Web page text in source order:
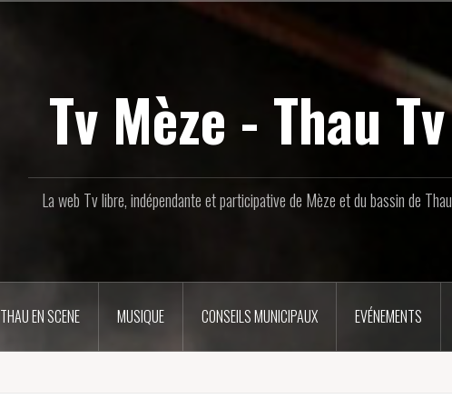
Tv Mèze - Thau Tv
La web Tv libre, indépendante et participative de Mèze et du bassin de Thau
THAU EN SCENE MUSIQUE CONSEILS MUNICIPAUX EVÉNEMENTS